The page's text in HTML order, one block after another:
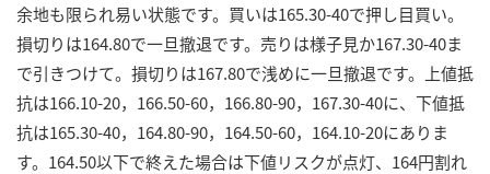
余地も限られ易い状態です。買いは165.30-40で押し目買い。
損切りは164.80で一旦撤退です。売りは様子見か167.30-40ま
で引きつけて。損切りは167.80で浅めに一旦撤退です。上値抵
抗は166.10-20，166.50-60，166.80-90，167.30-40に、下値抵
抗は165.30-40，164.80-90，164.50-60，164.10-20にありま
す。164.50以下で終えた場合は下値リスクが点灯、164円割れ